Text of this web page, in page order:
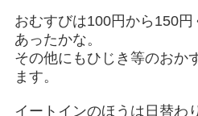
おむすびは100円から150
あったかな。
その他にもひじき等のおか
ます。
イートインのほうは日替わ